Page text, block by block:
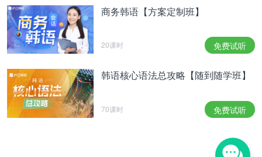
에 돌입해 관심이 모아지고 있다. 그런 ‘터널’은 과거
와 현재를 오가는 타임슬립 수사물이어서 지난해 3
월 큰 인기를 끌었던 tvN ‘시그널’의 뒤를 이을지도
큰 관심사다. ‘터널’은 1986년도에서 30년의 시간을
대 출신 엘리트 ‘요즘 형사’ 김선재(윤현민 분)이 30
년 동안 이어진 연쇄 살인 사건을 추적하는 수사물.
과거와 현재의 형사들이 오래된 미제 사건을 수사한
다는 점이나 여전히 미제로 남아있는 1980년대 화성
商务韩语【方案定制班】
20课时 免费试听
韩语核心语法总攻略【随到随学班】
70课时 免费试听